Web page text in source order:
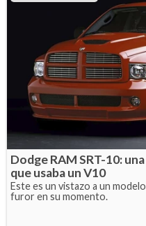
Dodge RAM SRT-10:
que usaba un V10
Este es un vistazo a un
furor en su momento.